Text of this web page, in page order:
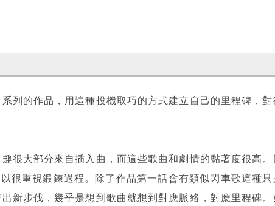
列的作品，用這種投機取巧的方式建立自己的里程碑，對
很大部分來自插入曲，而這些歌曲和劇情的黏著度很高。
很重視鍛鍊過程。除了作品第一話會有類似閃車歌這種只
新步伐，幾乎是想到歌曲就想到對應脈絡，對應里程碑。